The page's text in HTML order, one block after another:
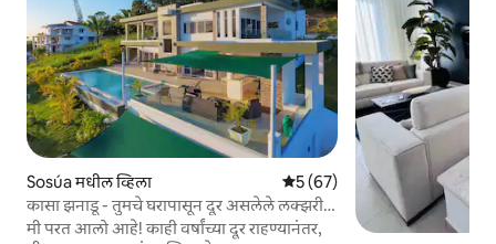
Sosúa मधील व्हिला 5 पैकी 5 सरासरी रेटिंग, 67 रिव्ह्यूज
5 (67)
कासा झनाडू - तुमचे घरापासून दूर असलेले लक्झरी
घर
मी परत आलो आहे! काही वर्षांच्या दूर राहण्यानंतर,